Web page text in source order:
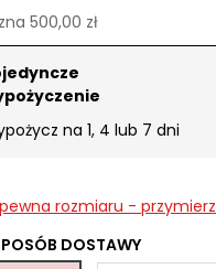
500,00 zł
na 1, 4 lub 7 dni
rozmiaru - przymierz
DOSTAWY